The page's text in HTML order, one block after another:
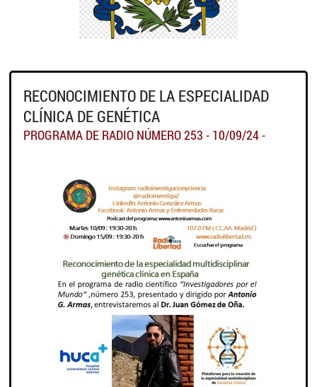
RECONOCIMIENTO DE LA ESPECIALIDAD
CLÍNICA DE GENÉTICA
PROGRAMA DE RADIO NÚMERO 253 - 10/09/24 -